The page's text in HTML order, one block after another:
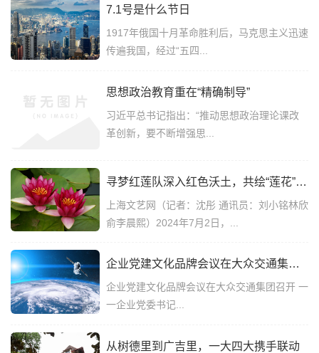
7.1号是什么节日
1917年俄国十月革命胜利后，马克思主义迅速
传遍我国，经过“五四...
思想政治教育重在“精确制导”
习近平总书记指出：“推动思想政治理论课改
革创新，要不断增强思...
寻梦红莲队深入红色沃土，共绘“莲花”精神新篇章
上海文艺网（记者：沈彤 通讯员：刘小铭林欣
俞李晨熙）2024年7月2日，...
企业党建文化品牌会议在大众交通集团召开 一一企业党委书记工作研究会企业党建文化第一联络组活动侧记
企业党建文化品牌会议在大众交通集团召开 一
一企业党委书记...
从树德里到广吉里，一大四大携手联动